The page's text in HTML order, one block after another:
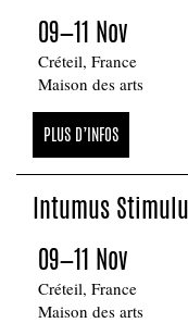
09—11 Nov
Créteil, France
Maison des arts
PLUS D’INFOS
Intumus
09—11 Nov
Créteil, France
Maison des arts